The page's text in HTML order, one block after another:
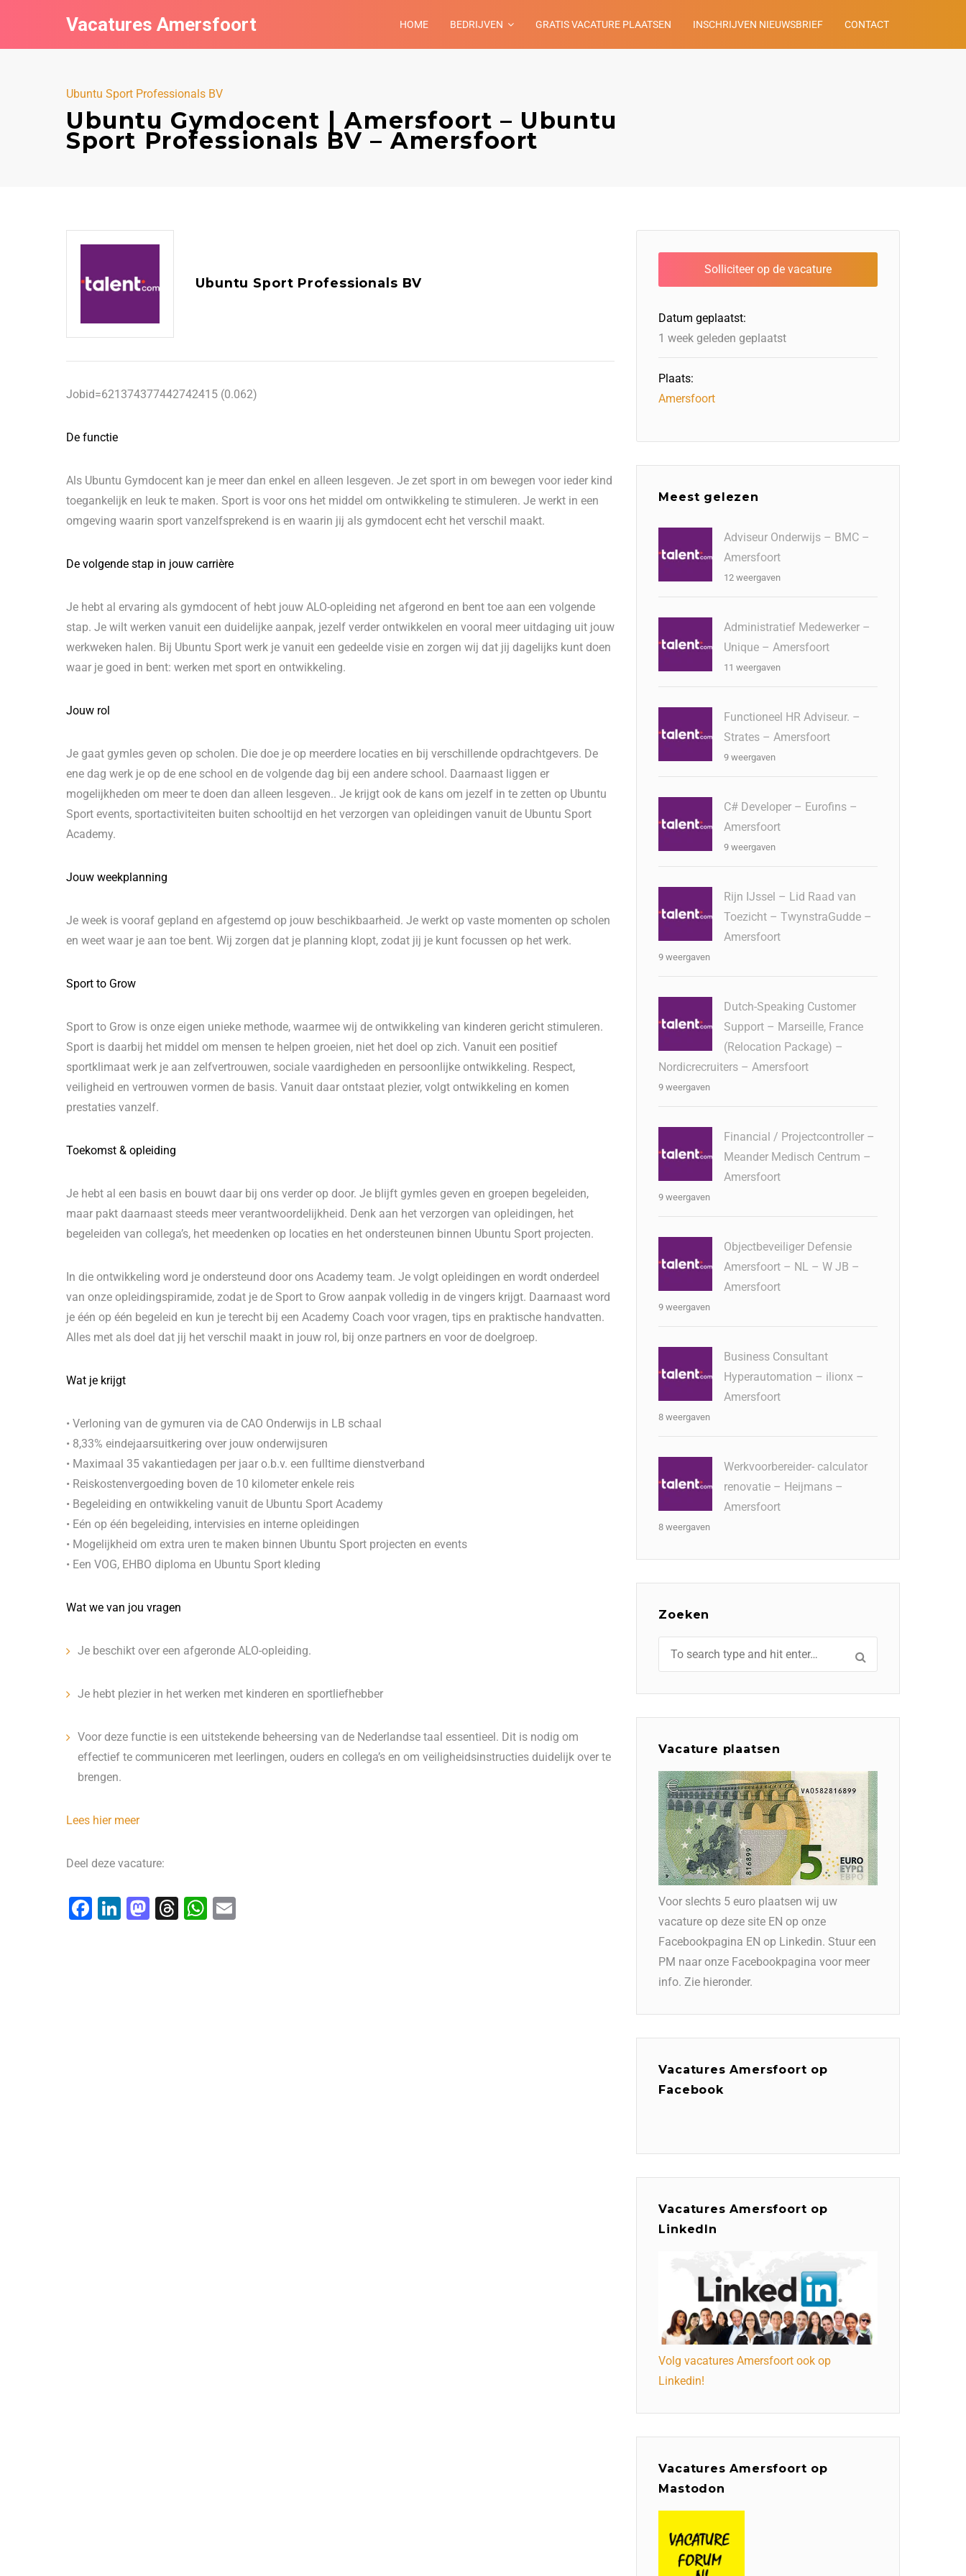
Vacatures Amersfoort HOME BEDRIJVEN GRATIS VACATURE PLAATSEN INSCHRIJVEN NIEUWSBRIEF CONTACT
Ubuntu Sport Professionals BV
Ubuntu Gymdocent | Amersfoort – Ubuntu
Sport Professionals BV – Amersfoort
Ubuntu Sport Professionals BV
Jobid=621374377442742415 (0.062)
De functie
Als Ubuntu Gymdocent kan je meer dan enkel en alleen lesgeven. Je zet sport in om bewegen voor ieder kind
toegankelijk en leuk te maken. Sport is voor ons het middel om ontwikkeling te stimuleren. Je werkt in een
omgeving waarin sport vanzelfsprekend is en waarin jij als gymdocent echt het verschil maakt.
De volgende stap in jouw carrière
Je hebt al ervaring als gymdocent of hebt jouw ALO-opleiding net afgerond en bent toe aan een volgende
stap. Je wilt werken vanuit een duidelijke aanpak, jezelf verder ontwikkelen en vooral meer uitdaging uit jouw
werkweken halen. Bij Ubuntu Sport werk je vanuit een gedeelde visie en zorgen wij dat jij dagelijks kunt doen
waar je goed in bent: werken met sport en ontwikkeling.
Jouw rol
Je gaat gymles geven op scholen. Die doe je op meerdere locaties en bij verschillende opdrachtgevers. De
ene dag werk je op de ene school en de volgende dag bij een andere school. Daarnaast liggen er
mogelijkheden om meer te doen dan alleen lesgeven.. Je krijgt ook de kans om jezelf in te zetten op Ubuntu
Sport events, sportactiviteiten buiten schooltijd en het verzorgen van opleidingen vanuit de Ubuntu Sport
Academy.
Jouw weekplanning
Je week is vooraf gepland en afgestemd op jouw beschikbaarheid. Je werkt op vaste momenten op scholen
en weet waar je aan toe bent. Wij zorgen dat je planning klopt, zodat jij je kunt focussen op het werk.
Sport to Grow
Sport to Grow is onze eigen unieke methode, waarmee wij de ontwikkeling van kinderen gericht stimuleren.
Sport is daarbij het middel om mensen te helpen groeien, niet het doel op zich. Vanuit een positief
sportklimaat werk je aan zelfvertrouwen, sociale vaardigheden en persoonlijke ontwikkeling. Respect,
veiligheid en vertrouwen vormen de basis. Vanuit daar ontstaat plezier, volgt ontwikkeling en komen
prestaties vanzelf.
Toekomst & opleiding
Je hebt al een basis en bouwt daar bij ons verder op door. Je blijft gymles geven en groepen begeleiden,
maar pakt daarnaast steeds meer verantwoordelijkheid. Denk aan het verzorgen van opleidingen, het
begeleiden van collega’s, het meedenken op locaties en het ondersteunen binnen Ubuntu Sport projecten.
In die ontwikkeling word je ondersteund door ons Academy team. Je volgt opleidingen en wordt onderdeel
van onze opleidingspiramide, zodat je de Sport to Grow aanpak volledig in de vingers krijgt. Daarnaast word
je één op één begeleid en kun je terecht bij een Academy Coach voor vragen, tips en praktische handvatten.
Alles met als doel dat jij het verschil maakt in jouw rol, bij onze partners en voor de doelgroep.
Wat je krijgt
• Verloning van de gymuren via de CAO Onderwijs in LB schaal
• 8,33% eindejaarsuitkering over jouw onderwijsuren
• Maximaal 35 vakantiedagen per jaar o.b.v. een fulltime dienstverband
• Reiskostenvergoeding boven de 10 kilometer enkele reis
• Begeleiding en ontwikkeling vanuit de Ubuntu Sport Academy
• Eén op één begeleiding, intervisies en interne opleidingen
• Mogelijkheid om extra uren te maken binnen Ubuntu Sport projecten en events
• Een VOG, EHBO diploma en Ubuntu Sport kleding
Wat we van jou vragen
Je beschikt over een afgeronde ALO-opleiding.
Je hebt plezier in het werken met kinderen en sportliefhebber
Voor deze functie is een uitstekende beheersing van de Nederlandse taal essentieel. Dit is nodig om
effectief te communiceren met leerlingen, ouders en collega’s en om veiligheidsinstructies duidelijk over te
brengen.
Lees hier meer
Deel deze vacature:
F
Li
M T
W
Datum geplaatst:
1 week geleden geplaatst
Plaats:
Amersfoort
Meest gelezen
Adviseur Onderwijs – BMC –
Amersfoort
12 weergaven
Administratief Medewerker –
Unique – Amersfoort
11 weergaven
Functioneel HR Adviseur. –
Strates – Amersfoort
9 weergaven
C# Developer – Eurofins –
Amersfoort
9 weergaven
Rijn IJssel – Lid Raad van
Toezicht – TwynstraGudde –
Amersfoort
9 weergaven
Dutch-Speaking Customer
Support – Marseille, France
(Relocation Package) –
Nordicrecruiters – Amersfoort
9 weergaven
Financial / Projectcontroller –
Meander Medisch Centrum –
Amersfoort
9 weergaven
Objectbeveiliger Defensie
Amersfoort – NL – W JB –
Amersfoort
9 weergaven
Business Consultant
Hyperautomation – ilionx –
Amersfoort
8 weergaven
Werkvoorbereider- calculator
renovatie – Heijmans –
Amersfoort
8 weergaven
Zoeken
Vacature plaatsen
Voor slechts 5 euro plaatsen wij uw
vacature op deze site EN op onze
Facebookpagina EN op Linkedin. Stuur een
PM naar onze Facebookpagina voor meer
info. Zie hieronder.
Vacatures Amersfoort op
Facebook
Vacatures Amersfoort op
LinkedIn
Volg vacatures Amersfoort ook op
Linkedin!
Vacatures Amersfoort op
Mastodon